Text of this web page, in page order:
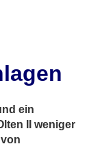
ein
II weniger